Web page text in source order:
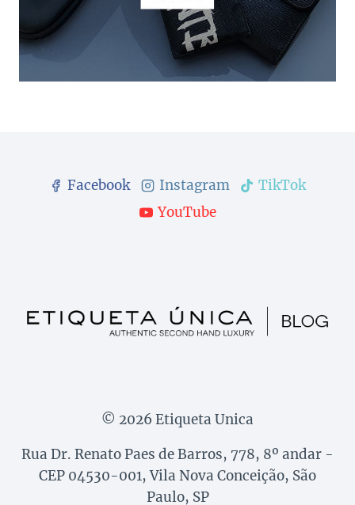
Facebook Instagram
TikTok
YouTube
© 2026 Etiqueta Unica
Rua Dr. Renato Paes de Barros, 778, 8º andar -
CEP 04530-001, Vila Nova Conceição, São
Paulo, SP